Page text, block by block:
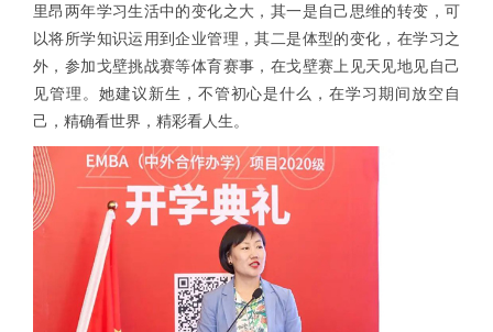
里昂两年学习生活中的变化之大，其一是自己思维的转变，可
以将所学知识运用到企业管理，其二是体型的变化，在学习之
外，参加戈壁挑战赛等体育赛事，在戈壁赛上见天见地见自己
见管理。她建议新生，不管初心是什么，在学习期间放空自
己，精确看世界，精彩看人生。